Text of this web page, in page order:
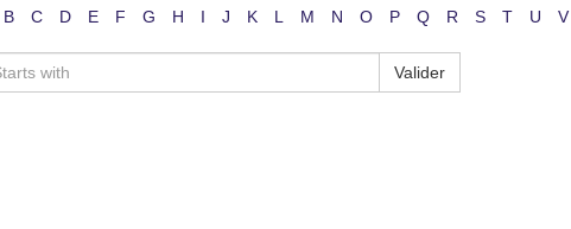
B C D E F G H I J K L M N O P Q R S T U V
Valider